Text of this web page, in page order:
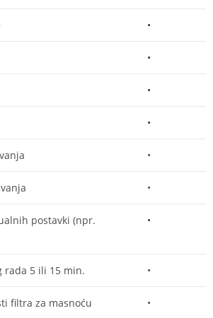
•
•
•
•
•
•
postavki (npr.
•
rada 5 ili 15 min. •
filtra za masnoću •